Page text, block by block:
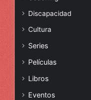
Discapacidad
Cultura
Series
Películas
Libros
Eventos